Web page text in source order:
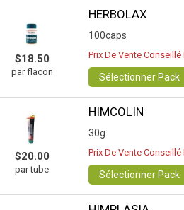
$18.50
par flacon
HERBOLAX
100caps
Prix De Vente
Sélectionner Pack
$20.00
par tube
HIMCOLIN
30g
Prix De Vente
Sélectionner Pack